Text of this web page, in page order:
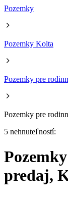
Pozemky
Pozemky Kolta
Pozemky pre
Pozemky pre
5 nehnuteľností:
predaj,